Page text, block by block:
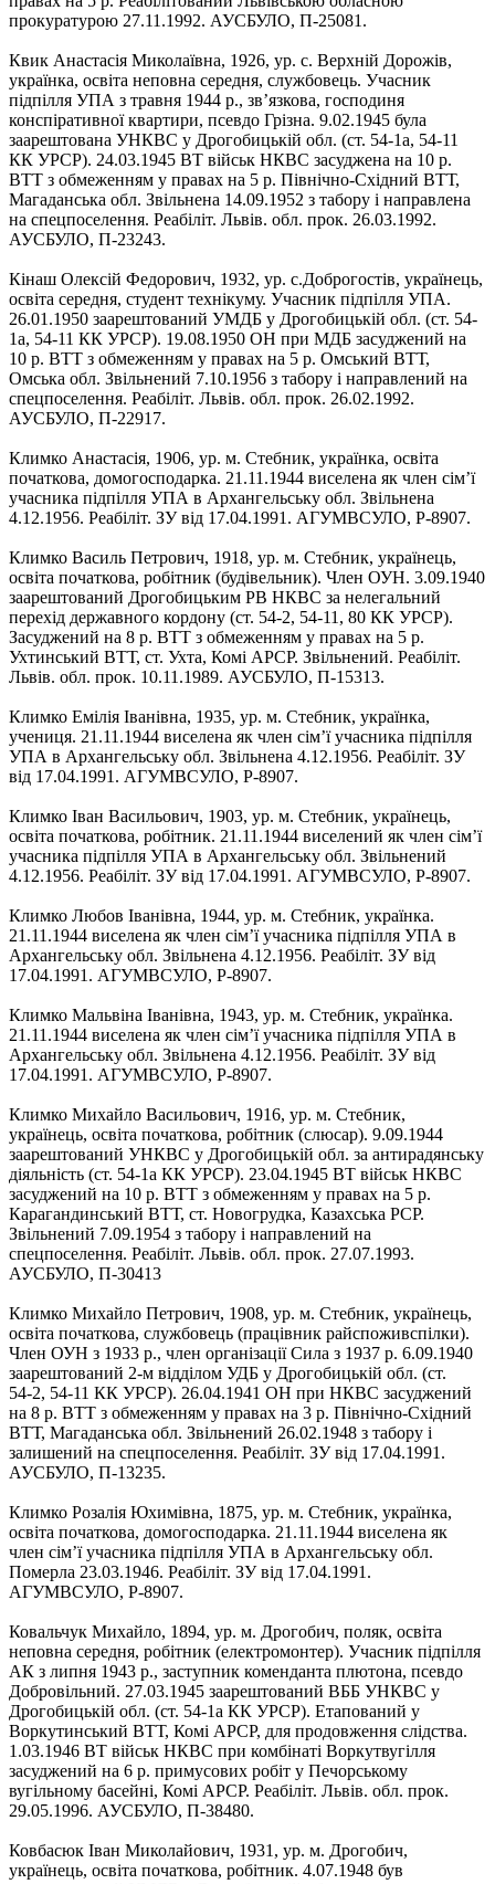
прокуратурою 27.11.1992. АУСБУЛО, П-25081.
Квик Анастасія Миколаївна, 1926, ур. с. Верхній Дорожів,
українка, освіта неповна середня, службовець. Учасник
підпілля УПА з травня 1944 р., зв’язкова, господиня
конспіративної квартири, псевдо Грізна. 9.02.1945 була
заарештована УНКВС у Дрогобицькій обл. (ст. 54-1а, 54-11
КК УРСР). 24.03.1945 ВТ військ НКВС засуджена на 10 р.
ВТТ з обмеженням у правах на 5 р. Північно-Східний ВТТ,
Магаданська обл. Звільнена 14.09.1952 з табору і направлена
на спецпоселення. Реабіліт. Львів. обл. прок. 26.03.1992.
АУСБУЛО, П-23243.
Кінаш Олексій Федорович, 1932, ур. с.Доброгостів, українець,
освіта середня, студент технікуму. Учасник підпілля УПА.
26.01.1950 заарештований УМДБ у Дрогобицькій обл. (ст. 54-
1а, 54-11 КК УРСР). 19.08.1950 ОН при МДБ засуджений на
10 р. ВТТ з обмеженням у правах на 5 р. Омський ВТТ,
Омська обл. Звільнений 7.10.1956 з табору і направлений на
спецпоселення. Реабіліт. Львів. обл. прок. 26.02.1992.
АУСБУЛО, П-22917.
Климко Анастасія, 1906, ур. м. Стебник, українка, освіта
початкова, домогосподарка. 21.11.1944 виселена як член сім’ї
учасника підпілля УПА в Архангельську обл. Звільнена
4.12.1956. Реабіліт. ЗУ від 17.04.1991. АГУМВСУЛО, Р-8907.
Климко Василь Петрович, 1918, ур. м. Стебник, українець,
освіта початкова, робітник (будівельник). Член ОУН. 3.09.1940
заарештований Дрогобицьким РВ НКВС за нелегальний
перехід державного кордону (ст. 54-2, 54-11, 80 КК УРСР).
Засуджений на 8 р. ВТТ з обмеженням у правах на 5 р.
Ухтинський ВТТ, ст. Ухта, Комі АРСР. Звільнений. Реабіліт.
Львів. обл. прок. 10.11.1989. АУСБУЛО, П-15313.
Климко Емілія Іванівна, 1935, ур. м. Стебник, українка,
учениця. 21.11.1944 виселена як член сім’ї учасника підпілля
УПА в Архангельську обл. Звільнена 4.12.1956. Реабіліт. ЗУ
від 17.04.1991. АГУМВСУЛО, Р-8907.
Климко Іван Васильович, 1903, ур. м. Стебник, українець,
освіта початкова, робітник. 21.11.1944 виселений як член сім’ї
учасника підпілля УПА в Архангельську обл. Звільнений
4.12.1956. Реабіліт. ЗУ від 17.04.1991. АГУМВСУЛО, Р-8907.
Климко Любов Іванівна, 1944, ур. м. Стебник, українка.
21.11.1944 виселена як член сім’ї учасника підпілля УПА в
Архангельську обл. Звільнена 4.12.1956. Реабіліт. ЗУ від
17.04.1991. АГУМВСУЛО, Р-8907.
Климко Мальвіна Іванівна, 1943, ур. м. Стебник, українка.
21.11.1944 виселена як член сім’ї учасника підпілля УПА в
Архангельську обл. Звільнена 4.12.1956. Реабіліт. ЗУ від
17.04.1991. АГУМВСУЛО, Р-8907.
Климко Михайло Васильович, 1916, ур. м. Стебник,
українець, освіта початкова, робітник (слюсар). 9.09.1944
заарештований УНКВС у Дрогобицькій обл. за антирадянську
діяльність (ст. 54-1а КК УРСР). 23.04.1945 ВТ військ НКВС
засуджений на 10 р. ВТТ з обмеженням у правах на 5 р.
Карагандинський ВТТ, ст. Новогрудка, Казахська РСР.
Звільнений 7.09.1954 з табору і направлений на
спецпоселення. Реабіліт. Львів. обл. прок. 27.07.1993.
АУСБУЛО, П-30413
Климко Михайло Петрович, 1908, ур. м. Стебник, українець,
освіта початкова, службовець (працівник райспоживспілки).
Член ОУН з 1933 р., член організації Сила з 1937 р. 6.09.1940
заарештований 2-м відділом УДБ у Дрогобицькій обл. (ст.
54‑2, 54-11 КК УРСР). 26.04.1941 ОН при НКВС засуджений
на 8 р. ВТТ з обмеженням у правах на 3 р. Північно-Східний
ВТТ, Магаданська обл. Звільнений 26.02.1948 з табору і
залишений на спецпоселення. Реабіліт. ЗУ від 17.04.1991.
АУСБУЛО, П-13235.
Климко Розалія Юхимівна, 1875, ур. м. Стебник, українка,
освіта початкова, домогосподарка. 21.11.1944 виселена як
член сім’ї учасника підпілля УПА в Архангельську обл.
Померла 23.03.1946. Реабіліт. ЗУ від 17.04.1991.
АГУМВСУЛО, Р-8907.
Ковальчук Михайло, 1894, ур. м. Дрогобич, поляк, освіта
неповна середня, робітник (електромонтер). Учасник підпілля
АК з липня 1943 р., заступник коменданта плютона, псевдо
Добровільний. 27.03.1945 заарештований ВББ УНКВС у
Дрогобицькій обл. (ст. 54-1а КК УРСР). Етапований у
Воркутинський ВТТ, Комі АРСР, для продовження слідства.
1.03.1946 ВТ військ НКВС при комбінаті Воркутвугілля
засуджений на 6 р. примусових робіт у Печорському
вугільному басейні, Комі АРСР. Реабіліт. Львів. обл. прок.
29.05.1996. АУСБУЛО, П-38480.
Ковбасюк Іван Миколайович, 1931, ур. м. Дрогобич,
українець, освіта початкова, робітник. 4.07.1948 був